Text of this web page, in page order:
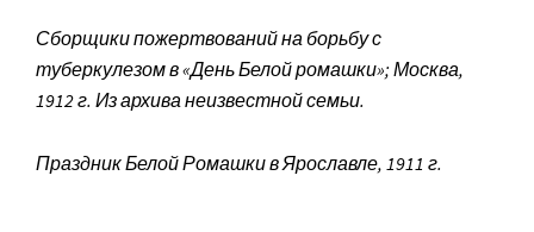
Сборщики пожертвований на борьбу с
туберкулезом в «День Белой ромашки»; Москва,
1912 г. Из архива неизвестной семьи.
Праздник Белой Ромашки в Ярославле, 1911 г.